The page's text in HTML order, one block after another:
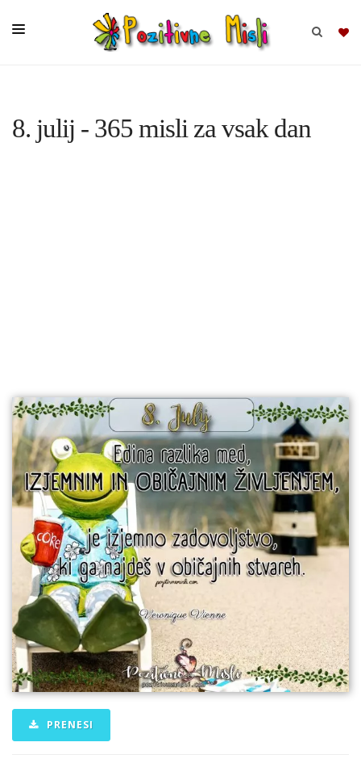
SKUPINE
8. julij - 365 misli za vsak dan
PRENESI